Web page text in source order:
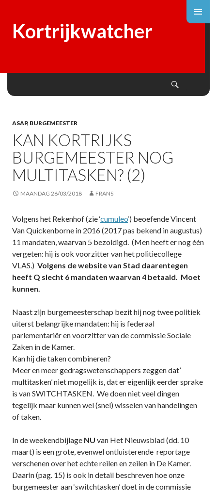
Kortrijkwatcher
ASAP, BURGEMEESTER
KAN KORTRIJKS
BURGEMEESTER NOG
MULTITASKEN? (2)
MAANDAG 26/03/2018 FRANS
Volgens het Rekenhof (zie ‘cumuleo‘) beoefende Vincent
Van Quickenborne in 2016 (2017 pas bekend in augustus)
11 mandaten, waarvan 5 bezoldigd. (Men heeft er nog één
vergeten: hij is ook voorzitter van het politiecollege
VLAS.) Volgens de website van Stad daarentegen
heeft Q slecht 6 mandaten waarvan 4 betaald. Moet
kunnen.
Naast zijn burgemeesterschap bezit hij nog twee politiek
uiterst belangrijke mandaten: hij is federaal
parlementariër en voorzitter van de commissie Sociale
Zaken in de Kamer.
Kan hij die taken combineren?
Meer en meer gedragswetenschappers zeggen dat’
multitasken’ niet mogelijk is, dat er eigenlijk eerder sprake
is van SWITCHTASKEN. We doen niet veel dingen
tegelijk maar kunnen wel (snel) wisselen van handelingen
of taken.
In de weekendbijlage NU van Het Nieuwsblad (dd. 10
maart) is een grote, evenwel ontluisterende reportage
verschenen over het echte reilen en zeilen in De Kamer.
Daarin (pag. 15) is ook in detail beschreven hoe onze
burgemeester aan ‘switchtasken’ doet in de commissie